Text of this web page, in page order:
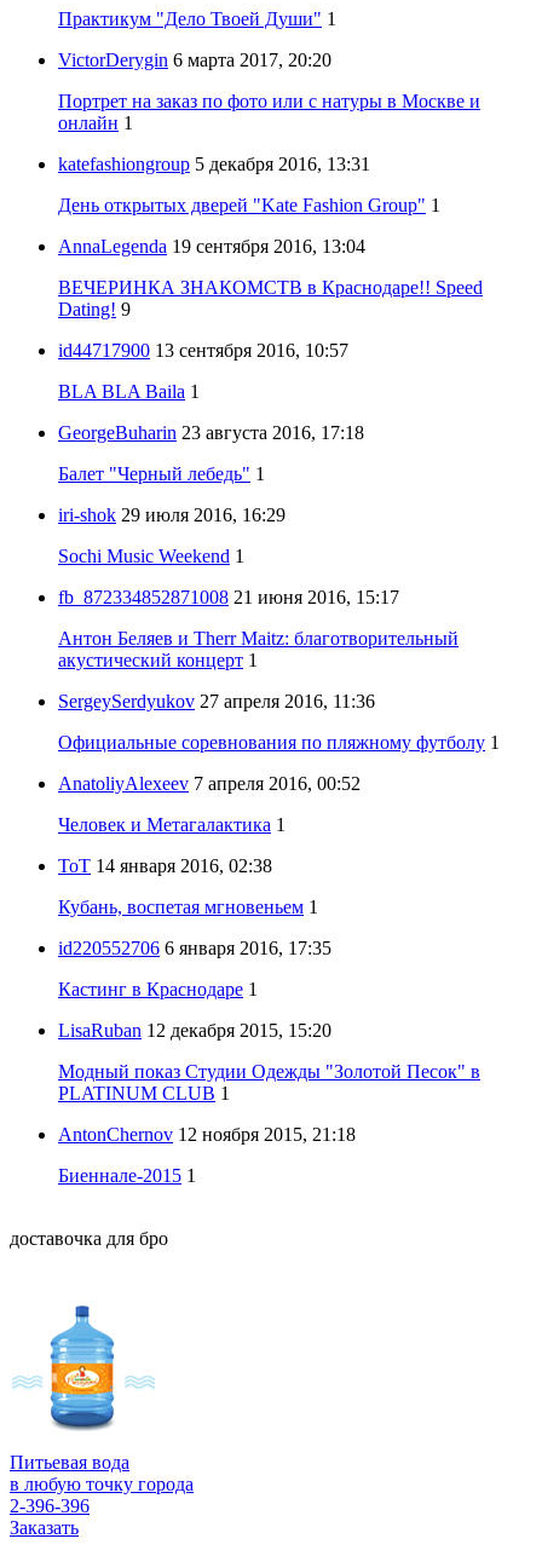
Практикум "Дело Твоей Души" 1
VictorDerygin 6 марта 2017, 20:20
Портрет на заказ по фото или с натуры в Москве и
онлайн 1
katefashiongroup 5 декабря 2016, 13:31
День открытых дверей "Kate Fashion Group" 1
AnnaLegenda 19 сентября 2016, 13:04
ВЕЧЕРИНКА ЗНАКОМСТВ в Краснодаре!! Speed
Dating! 9
id44717900 13 сентября 2016, 10:57
BLA BLA Baila 1
GeorgeBuharin 23 августа 2016, 17:18
Балет "Черный лебедь" 1
iri-shok 29 июля 2016, 16:29
Sochi Music Weekend 1
fb_872334852871008 21 июня 2016, 15:17
Антон Беляев и Therr Maitz: благотворительный
акустический концерт 1
SergeySerdyukov 27 апреля 2016, 11:36
Официальные соревнования по пляжному футболу 1
AnatoliyAlexeev 7 апреля 2016, 00:52
Человек и Метагалактика 1
ToT 14 января 2016, 02:38
Кубань, воспетая мгновеньем 1
id220552706 6 января 2016, 17:35
Кастинг в Краснодаре 1
LisaRuban 12 декабря 2015, 15:20
Модный показ Студии Одежды "Золотой Песок" в
PLATINUM CLUB 1
AntonChernov 12 ноября 2015, 21:18
Биеннале-2015 1
доставочка для бро
Питьевая вода
в любую точку города
2-396-396
Заказать